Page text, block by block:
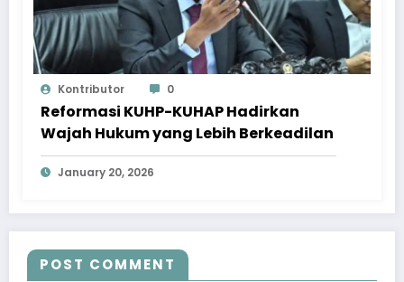
Kontributor 0
Reformasi KUHP-KUHAP Hadirkan
Wajah Hukum yang Lebih Berkeadilan
January 20, 2026
POST COMMENT